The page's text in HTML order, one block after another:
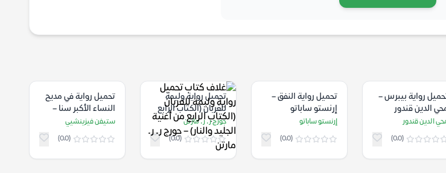
رواية بيبرس –
الدين قندور
الدين قندور
(0.0)
تحميل رواية النفق –
إرنستو ساباتو
إرنستو ساباتو
(0.0)
تحميل رواية وليمة
للغربان (الكتاب الرابع
من أغنية الجليد والنار)
– جورج ر. ر. مارتن
جورج ر. ر. مارتن
(0.0)
تحميل رواية في مديح
النساء الأكبر سنا –
ستيفن فيزينشيي
ستيفن فيزينشيي
(0.0)